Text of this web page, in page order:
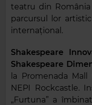
teatru din
parcursul lor
internațional.
Shakespeare
Shakespeare
la Promenada
NEPI Rockcastle.
„Furtuna” a